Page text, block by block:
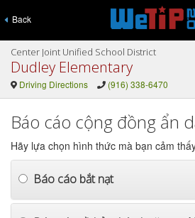
Back
Center Joint Unified School District
Dudley Elementary
Driving Directions (916) 338-6470
Báo cáo cộng đồng ẩn
Hãy lựa chọn hình thức mà bạn cảm
Báo cáo bắt nạt